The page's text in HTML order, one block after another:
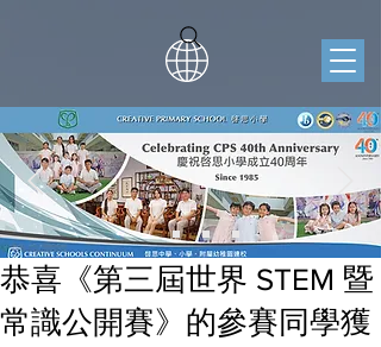
恭喜《第三屆世界 STEM 暨
常識公開賽》的參賽同學獲